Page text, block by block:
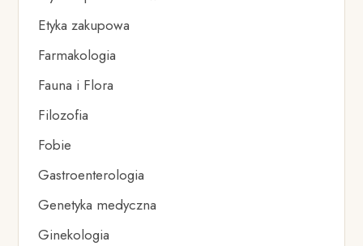
Etyka zakupowa
Farmakologia
Fauna i Flora
Filozofia
Fobie
Gastroenterologia
Genetyka medyczna
Ginekologia